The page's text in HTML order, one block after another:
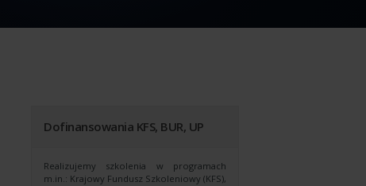
Dofinansowania KFS, BUR, UP
Realizujemy szkolenia w programach
m.in.: Krajowy Fundusz Szkoleniowy (KFS),